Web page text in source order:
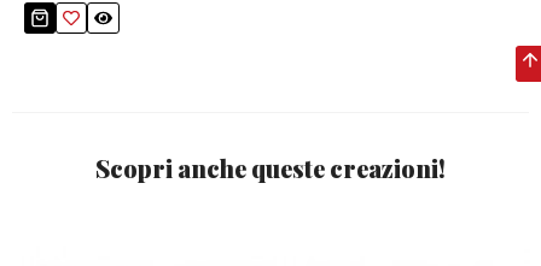
Scopri anche queste creazioni!